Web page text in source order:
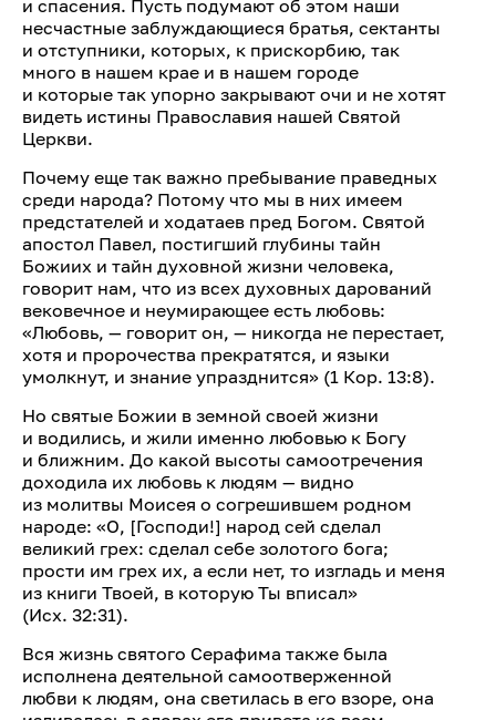
и спасения. Пусть подумают об этом наши
несчастные заблуждающиеся братья, сектанты
и отступники, которых, к прискорбию, так
много в нашем крае и в нашем городе
и которые так упорно закрывают очи и не хотят
видеть истины Православия нашей Святой
Церкви.
Почему еще так важно пребывание праведных
среди народа? Потому что мы в них имеем
предстателей и ходатаев пред Богом. Святой
апостол Павел, постигший глубины тайн
Божиих и тайн духовной жизни человека,
говорит нам, что из всех духовных дарований
вековечное и неумирающее есть любовь:
«Любовь, — говорит он, — никогда не перестает,
хотя и пророчества прекратятся, и языки
умолкнут, и знание упразднится» (1 Кор. 13:8).
Но святые Божии в земной своей жизни
и водились, и жили именно любовью к Богу
и ближним. До какой высоты самоотречения
доходила их любовь к людям — видно
из молитвы Моисея о согрешившем родном
народе: «О, [Господи!] народ сей сделал
великий грех: сделал себе золотого бога;
прости им грех их, а если нет, то изгладь и меня
из книги Твоей, в которую Ты вписал»
(Исх. 32:31).
Вся жизнь святого Серафима также была
исполнена деятельной самоотверженной
любви к людям, она светилась в его взоре, она